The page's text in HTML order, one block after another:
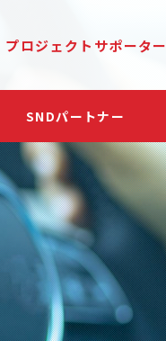
プロジェクト サポーター
SNDパートナー